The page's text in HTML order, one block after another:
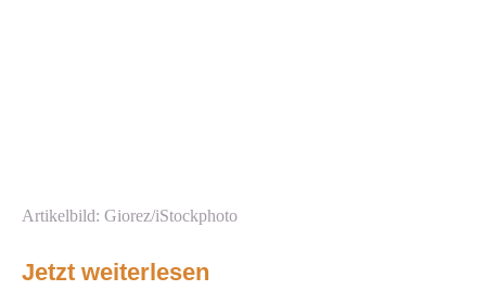
Artikelbild: Giorez/iStockphoto
Jetzt weiterlesen